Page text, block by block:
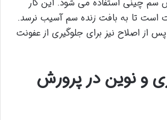
چینی استفاده می شود. این کار
است تا به بافت زنده سم آسیب نرسد.
از اصلاح نیز برای جلوگیری از عفونت
و نوین در پرورش